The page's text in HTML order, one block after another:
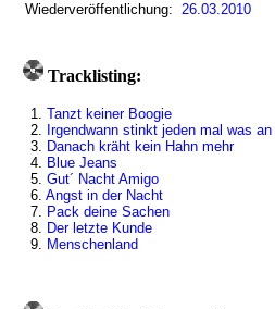
Wiederveröffentlichung: 26.03.2010
Tracklisting:
1. Tanzt keiner Boogie
2. Irgendwann stinkt jeden mal was an
3. Danach kräht kein Hahn mehr
4. Blue Jeans
5. Gut´ Nacht Amigo
6. Angst in der Nacht
7. Pack deine Sachen
8. Der letzte Kunde
9. Menschenland